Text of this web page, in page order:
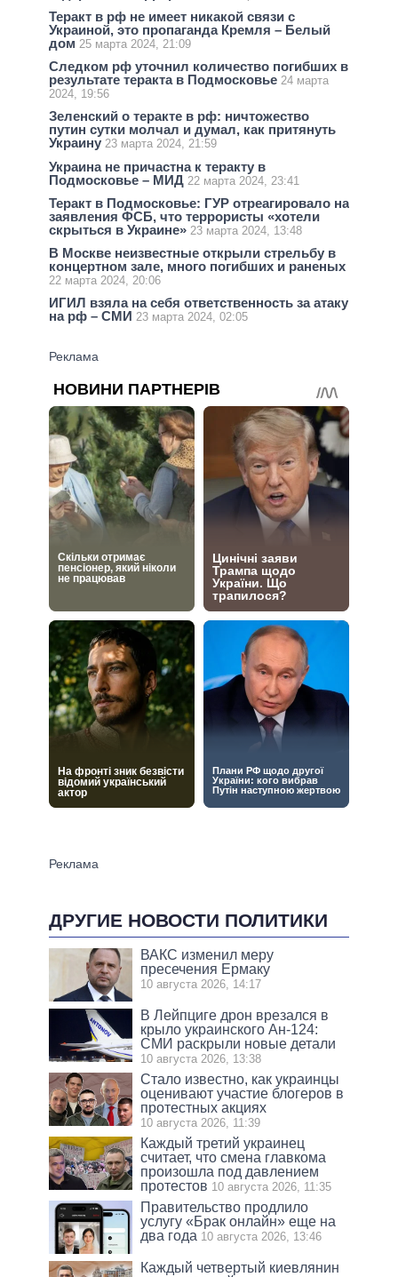
Теракт в рф не имеет никакой связи с
Украиной, это пропаганда Кремля – Белый
дом 25 марта 2024, 21:09
Следком рф уточнил количество погибших в
результате теракта в Подмосковье 24 марта
2024, 19:56
Зеленский о теракте в рф: ничтожество
путин сутки молчал и думал, как притянуть
Украину 23 марта 2024, 21:59
Украина не причастна к теракту в
Подмосковье – МИД 22 марта 2024, 23:41
Теракт в Подмосковье: ГУР отреагировало на
заявления ФСБ, что террористы «хотели
скрыться в Украине» 23 марта 2024, 13:48
В Москве неизвестные открыли стрельбу в
концертном зале, много погибших и раненых
22 марта 2024, 20:06
ИГИЛ взяла на себя ответственность за атаку
на рф – СМИ 23 марта 2024, 02:05
ДРУГИЕ НОВОСТИ ПОЛИТИКИ
ВАКС изменил меру
пресечения Ермаку
10 августа 2026, 14:17
В Лейпциге дрон врезался в
крыло украинского Ан-124:
СМИ раскрыли новые детали
10 августа 2026, 13:38
Стало известно, как украинцы
оценивают участие блогеров в
протестных акциях
10 августа 2026, 11:39
Каждый третий украинец
считает, что смена главкома
произошла под давлением
протестов 10 августа 2026, 11:35
Правительство продлило
услугу «Брак онлайн» еще на
два года 10 августа 2026, 13:46
Каждый четвертый киевлянин